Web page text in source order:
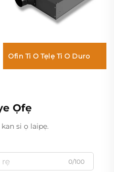
Ofin Ti O Tẹlẹ Ti O Duro
Ọfẹ
si ọ laipẹ.
0/100